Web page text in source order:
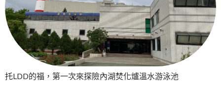
托LDD的福，第一次來探險內湖焚化爐溫水游泳池